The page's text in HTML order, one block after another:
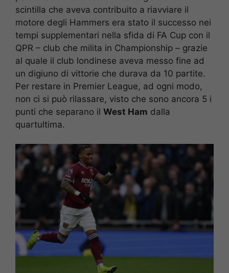
scintilla che aveva contribuito a riavviare il
motore degli Hammers era stato il successo nei
tempi supplementari nella sfida di FA Cup con il
QPR – club che milita in Championship – grazie
al quale il club londinese aveva messo fine ad
un digiuno di vittorie che durava da 10 partite.
Per restare in Premier League, ad ogni modo,
non ci si può rilassare, visto che sono ancora 5 i
punti che separano il West Ham dalla
quartultima.